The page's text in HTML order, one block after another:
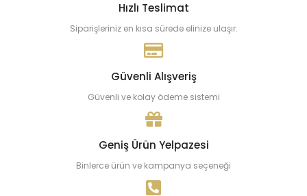
Hızlı Teslimat
Siparişleriniz en kısa sürede elinize ulaşır.
Güvenli Alışveriş
Güvenli ve kolay ödeme sistemi
Geniş Ürün Yelpazesi
Binlerce ürün ve kampanya seçeneği